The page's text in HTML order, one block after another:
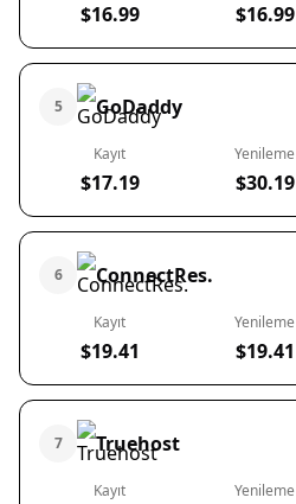
$16.99 $16.99
5 GoDaddy
Kayıt
$17.19
Yenileme
$30.19
6 ConnectRes.
Kayıt
$19.41
Yenileme
$19.41
7 Truehost
Kayıt Yenileme